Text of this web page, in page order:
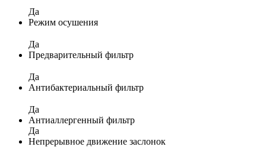
Да
Режим осушения
Да
Предварительный фильтр
Да
Антибактериальный фильтр
Да
Антиаллергенный фильтр
Да
Непрерывное движение заслонок